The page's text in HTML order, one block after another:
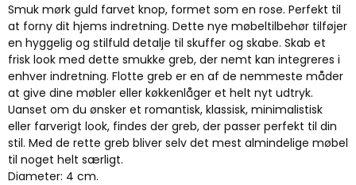
Smuk mørk guld farvet knop, formet som en rose. Perfekt til
at forny dit hjems indretning. Dette nye møbeltilbehør tilføjer
en hyggelig og stilfuld detalje til skuffer og skabe. Skab et
frisk look med dette smukke greb, der nemt kan integreres i
enhver indretning. Flotte greb er en af de nemmeste måder
at give dine møbler eller køkkenlåger et helt nyt udtryk.
Uanset om du ønsker et romantisk, klassisk, minimalistisk
eller farverigt look, findes der greb, der passer perfekt til din
stil. Med de rette greb bliver selv det mest almindelige møbel
til noget helt særligt.
Diameter: 4 cm.